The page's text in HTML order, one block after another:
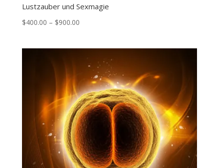
Lustzauber und Sexmagie
$400.00 – $900.00Price
through
$900.00